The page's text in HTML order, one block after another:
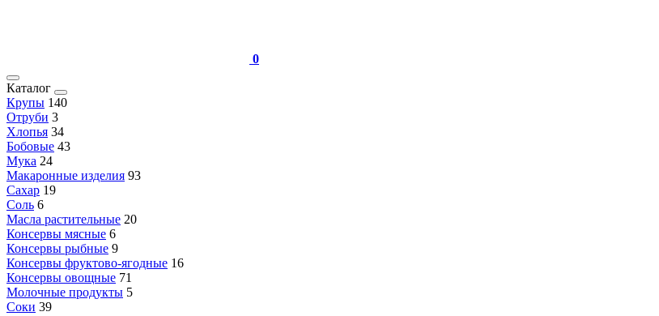
0
Каталог
Крупы 140
Отруби 3
Хлопья 34
Бобовые 43
Мука 24
Макаронные изделия 93
Сахар 19
Соль 6
Масла растительные 20
Консервы мясные 6
Консервы рыбные 9
Консервы фруктово-ягодные 16
Консервы овощные 71
Молочные продукты 5
Соки 39